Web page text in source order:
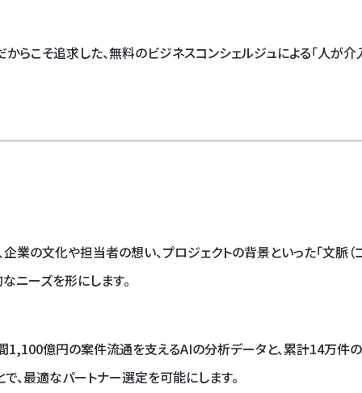
らこそ追求した、無料のビジネスコンシェルジュによる「人が介
の文化や担当者の想い、プロジェクトの背景といった「文脈（
ニーズを形にします。
間1,100億円の案件流通を支えるAIの分析データと、累計14万件
、最適なパートナー選定を可能にします。